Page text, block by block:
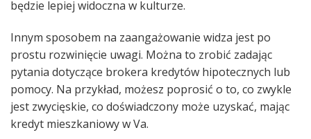
będzie lepiej widoczna w kulturze.
Innym sposobem na zaangażowanie widza jest po
prostu rozwinięcie uwagi. Można to zrobić zadając
pytania dotyczące brokera kredytów hipotecznych lub
pomocy. Na przykład, możesz poprosić o to, co zwykle
jest zwycięskie, co doświadczony może uzyskać, mając
kredyt mieszkaniowy w Va.